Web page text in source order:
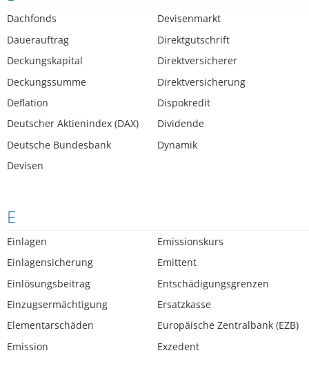
Dachfonds
Dauerauftrag
Deckungskapital
Deckungssumme
Deflation
Deutscher Aktienindex (DAX)
Deutsche Bundesbank
Devisen
Devisenmarkt
Direktgutschrift
Direktversicherer
Direktversicherung
Dispokredit
Dividende
Dynamik
E
Einlagen
Einlagensicherung
Einlösungsbeitrag
Einzugsermächtigung
Elementarschäden
Emission
Emissionskurs
Emittent
Entschädigungsgrenzen
Ersatzkasse
Europäische Zentralbank (EZB)
Exzedent